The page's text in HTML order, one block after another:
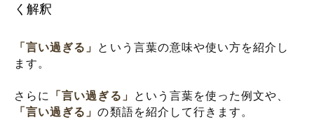
く解釈
「言い過ぎる」 という言葉の意味や使い方を紹介し
ます。
さらに 「言い過ぎる」
という言葉を使った例文や、
「言い過ぎる」の類語を紹介して行きます。